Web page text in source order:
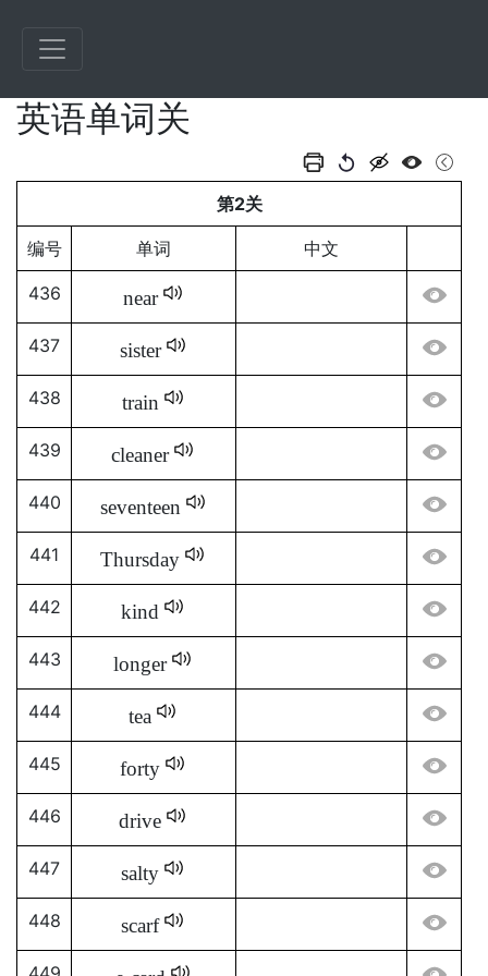
英语单词关
第2关
编号 单词 中文
436 near
437 sister
438 train
439 cleaner
440 seventeen
441 Thursday
442 kind
443 longer
444 tea
445 forty
446 drive
447 salty
448 scarf